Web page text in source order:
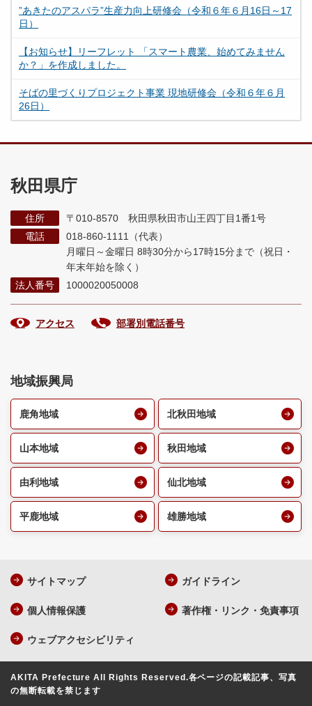
”あきたのアスパラ”生産力向上研修会（令和６年６月16日～17
日）
【お知らせ】リーフレット 「スマート農業、始めてみません
か？」を作成しました。
そばの里づくりプロジェクト事業 現地研修会（令和６年６月
26日）
秋田県庁
住所
〒010-8570 秋田県秋田市山王四丁目1番1号
電話
018-860-1111（代表）
月曜日～金曜日 8時30分から17時15分まで （祝日・
年末年始を除く）
法人番号
1000020050008
アクセス 部署別電話番号
地域振興局
鹿角地域 北秋田地域
山本地域 秋田地域
由利地域 仙北地域
平鹿地域 雄勝地域
サイトマップ ガイドライン
個人情報保護 著作権・リンク・免責事項
ウェブアクセシビリティ
AKITA Prefecture All Rights Reserved.各ページの記載記事、写真
の無断転載を禁じます